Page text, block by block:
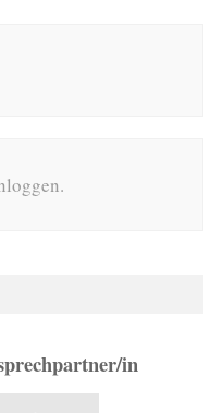
in